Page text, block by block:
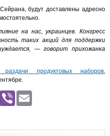
будут доставлены адресно
на нас, украинцев. Конгресс
таких акций для поддержки
— говорит прихожанка
раздачи продуктовых наборов,
WhatsApp
Viber